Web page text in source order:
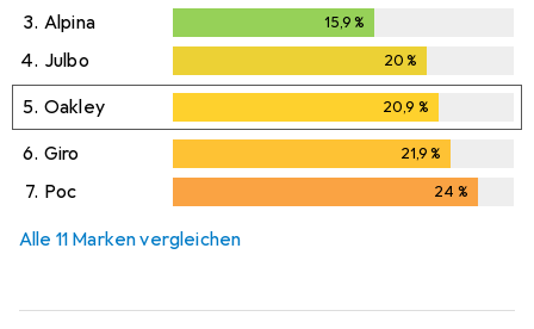
3. Alpina 15,9 %
4. Julbo 20%
5. Oakley 20,9 %
6. Giro 21,9%
7. Poc 24 %
Alle 11 Marken vergleichen